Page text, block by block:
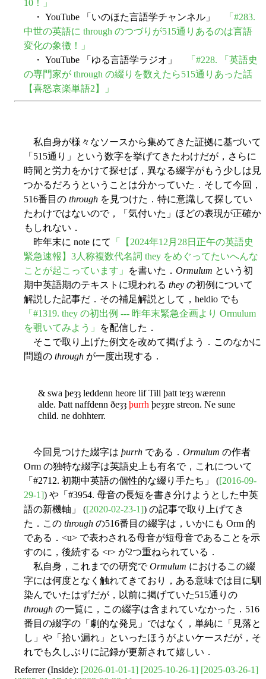
10！」
・ YouTube 「いのほた言語学チャンネル」
「#283.
中世の英語に through のつづりが515通りあるのは言語
変化の象徴！」
・ YouTube 「ゆる言語学ラジオ」
「#228. 「英語史
の専門家が through の綴りを数えたら515通りあった話
【喜怒哀楽単語2】」
私自身が様々なソースから集めてきた証拠に基づいて
「515通り」という数字を挙げてきたわけだが，さらに
時間と労力をかけて探せば，異なる綴字がもう少しは見
つかるだろうということは分かっていた．そして今回，
516番目の through を見つけた．特に意識して探してい
たわけではないので，「気付いた」ほどの表現が正確か
もしれない．
昨年末に note にて
「【2024年12月28日正午の英語史
緊急速報】3人称複数代名詞 they をめぐってたいへんな
ことが起こっています」
を書いた． Ormulum という初
期中英語期のテキストに現われる they の初例について
解説した記事だ．その補足解説として，heldio でも
「#1319. they の初出例 --- 昨年末緊急企画より Ormulum
を覗いてみよう」
を配信した．
そこで取り上げた例文を改めて掲げよう．このなかに
問題の through が一度出現する．
& swa þeȝȝ leddenn heore lif Till þatt teȝȝ wærenn
alde. Þatt naffdenn ðeȝȝ þurrh þeȝȝre streon. Ne sune
child. ne dohhterr.
今回見つけた綴字は þurrh である． Ormulum の作者
Orm の独特な綴字は英語史上も有名で，これについて
「#2712. 初期中英語の個性的な綴り手たち」 ([2016-09-
29-1]) や「#3954. 母音の長短を書き分けようとした中英
語の新機軸」 ([2020-02-23-1]) の記事で取り上げてき
た．この through の516番目の綴字は，いかにも Orm 的
である．<u> で表わされる母音が短母音であることを示
すのに，後続する <r> が2つ重ねられている．
私自身，これまでの研究でOrmulum におけるこの綴
字には何度となく触れてきており，ある意味では目に馴
染んでいたはずだが，以前に掲げていた515通りの
through の一覧に，この綴字は含まれていなかった．516
番目の綴字の「劇的な発見」ではなく，単純に「見落と
し」や「拾い漏れ」といったほうがよいケースだが，そ
れでも久しぶりに記録が更新されて嬉しい．
Referrer (Inside): [2026-01-01-1] [2025-10-26-1] [2025-03-26-1]